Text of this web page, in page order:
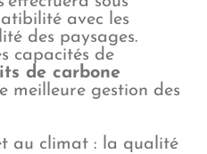
avec les
des paysages.
capacités de
de carbone
meilleure gestion des
au climat : la qualité